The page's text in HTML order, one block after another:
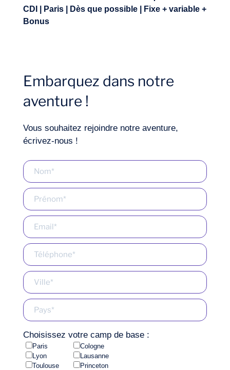
CDI | Paris | Dès que possible | Fixe + variable +
Bonus
Embarquez dans notre
aventure !
Vous souhaitez rejoindre notre aventure,
écrivez-nous !
Choisissez votre camp de base :
Paris
Lyon
Toulouse
Cologne
Lausanne
Princeton